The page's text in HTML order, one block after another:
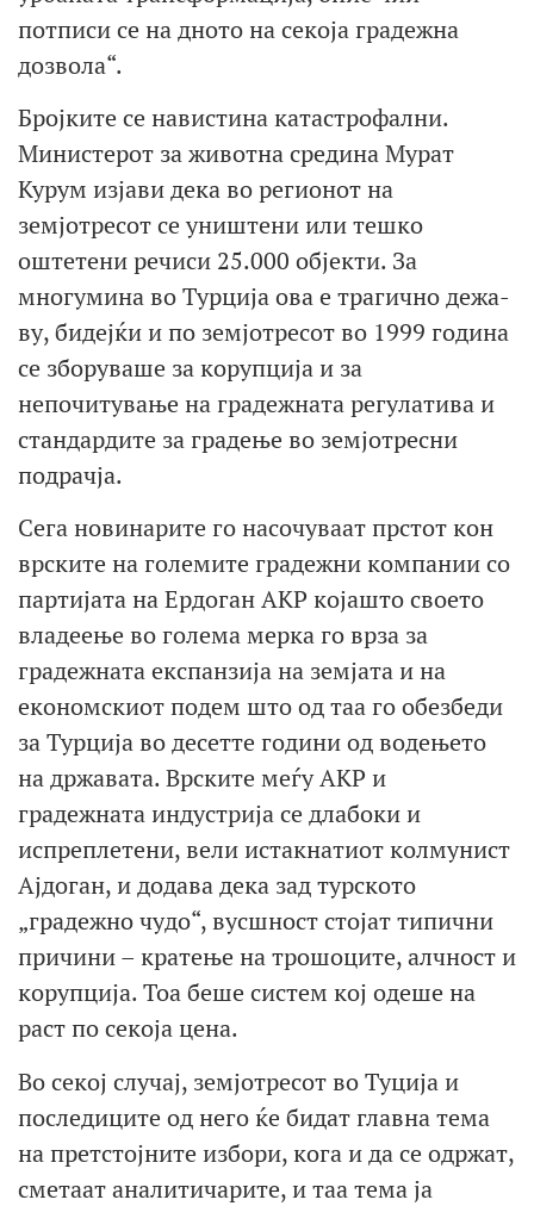
потписи се на дното на секоја градежна
дозвола“.
Бројките се навистина катастрофални.
Министерот за животна средина Мурат
Курум изјави дека во регионот на
земјотресот се уништени или тешко
оштетени речиси 25.000 објекти. За
многумина во Турција ова е трагично дежа-
ву, бидејќи и по земјотресот во 1999 година
се зборуваше за корупција и за
непочитување на градежната регулатива и
стандардите за градење во земјотресни
подрачја.
Сега новинарите го насочуваат прстот кон
врските на големите градежни компании со
партијата на Ердоган AKP којашто своето
владеење во голема мерка го врза за
градежната експанзија на земјата и на
економскиот подем што од таа го обезбеди
за Турција во десетте години од водењето
на државата. Врските меѓу AKP и
градежната индустрија се длабоки и
испреплетени, вели истакнaтиот колмунист
Ајдоган, и додава дека зад турското
„градежно чудо“, вусшност стојат типични
причини – кратење на трошоците, алчност и
корупција. Тоа беше систем кој одеше на
раст по секоја цена.
Во секој случај, земјотресот во Туција и
последиците од него ќе бидат главна тема
на претстојните избори, кога и да се одржат,
сметаат аналитичарите, и таа тема ја